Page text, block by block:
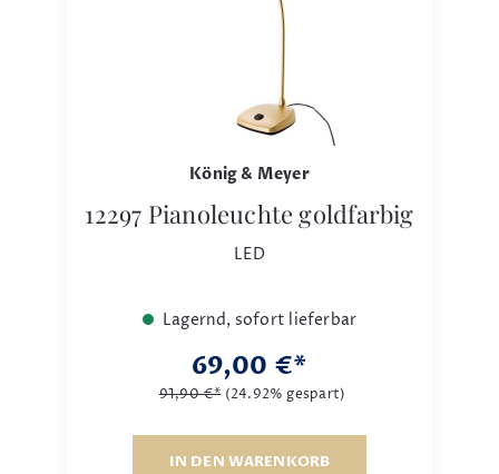
König & Meyer
12297 Pianoleuchte goldfarbig
LED
Lagernd, sofort lieferbar
69,00 €*
91,90 €* (24.92% gespart)
IN DEN WARENKORB